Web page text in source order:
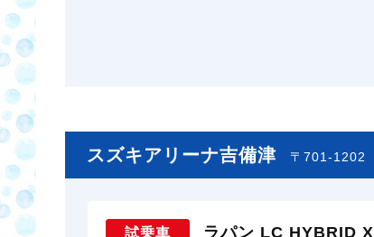
スズキアリーナ吉備津 〒701-1202
試乗車 ラパン LC HYBRID X